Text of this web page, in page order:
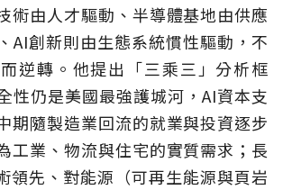
術由人才驅動、半導體基地由供應
AI創新則由生態系統慣性驅動，不
逆轉。他提出「三乘三」分析框
性仍是美國最強護城河，AI資本支
期隨製造業回流的就業與投資逐步
工業、物流與住宅的實質需求；長
領先、對能源（可再生能源與頁岩